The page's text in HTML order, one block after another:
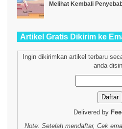
Melihat Kembali
Artikel Gratis Dikirim ke
Ingin dikirimkan artikel terbaru
anda
Delivered by
Note: Setelah mendaftar, Cek